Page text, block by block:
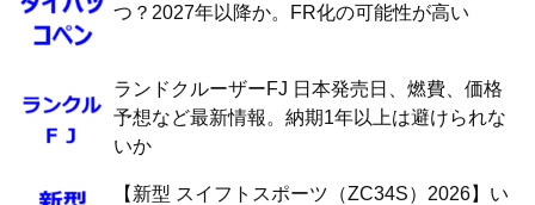
つ？2027年以降か。FR化の可能性が高い
ランドクルーザーFJ 日本発売日、燃費、価格
予想など最新情報。納期1年以上は避けられな
いか
【新型 スイフトスポーツ（ZC34S）2026】い